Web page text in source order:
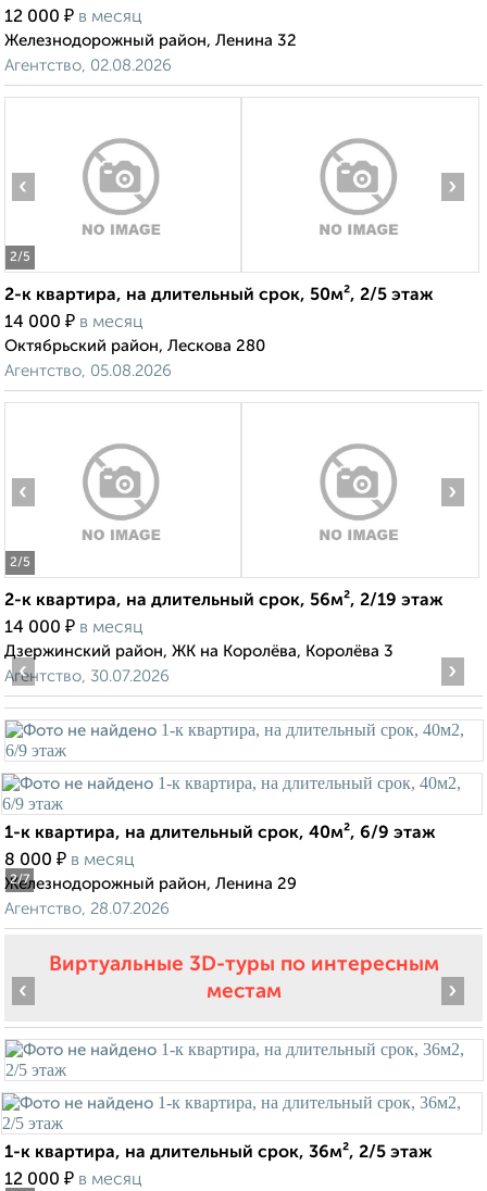
12 000 ₽ в месяц
Железнодорожный район, Ленина 32
Агентство, 02.08.2026
2/5
‹ ›
2-к квартира, на длительный срок, 50м², 2/5 этаж
14 000 ₽ в месяц
Октябрьский район, Лескова 280
Агентство, 05.08.2026
2/5
‹ ›
2-к квартира, на длительный срок, 56м², 2/19 этаж
14 000 ₽ в месяц
Дзержинский район, ЖК на Королёва, Королёва 3
Агентство, 30.07.2026
2/7
‹ ›
1-к квартира, на длительный срок, 40м², 6/9 этаж
8 000 ₽ в месяц
Железнодорожный район, Ленина 29
Агентство, 28.07.2026
Виртуальные 3D-туры по интересным
местам
‹ ›
1-к квартира, на длительный срок, 36м², 2/5 этаж
12 000 ₽ в месяц